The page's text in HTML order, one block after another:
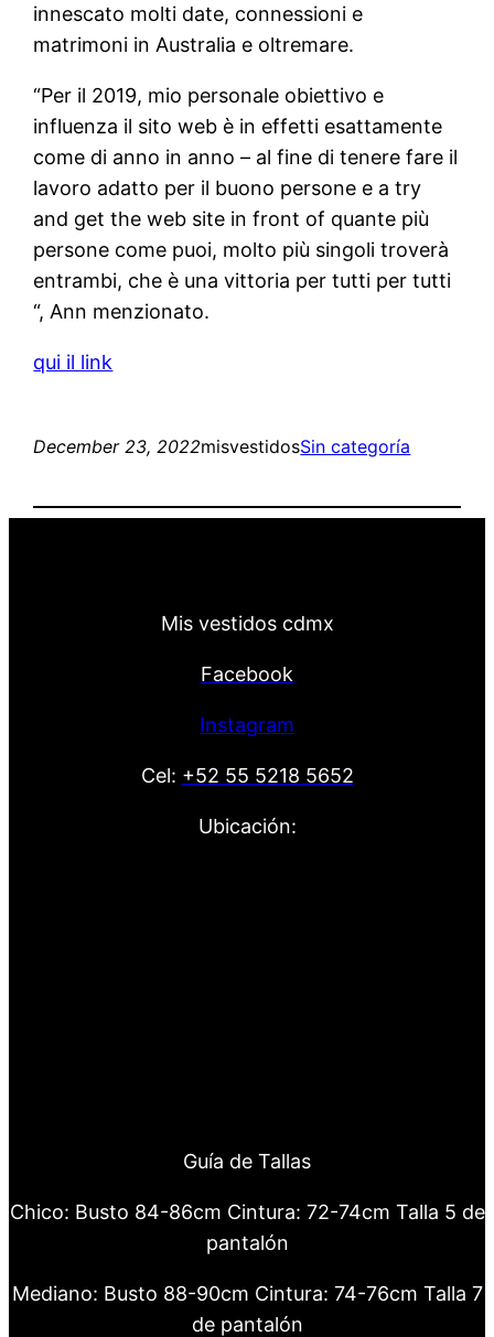
innescato molti date, connessioni e
matrimoni in Australia e oltremare.
“Per il 2019, mio personale obiettivo e
influenza il sito web è in effetti esattamente
come di anno in anno – al fine di tenere fare il
lavoro adatto per il buono persone e a try
and get the web site in front of quante più
persone come puoi, molto più singoli troverà
entrambi, che è una vittoria per tutti per tutti
“, Ann menzionato.
qui il link
December 23, 2022misvestidosSin categoría
Mis vestidos cdmx
Facebook
Instagram
Cel: +52 55 5218 5652
Ubicación:
Guía de Tallas
Chico: Busto 84-86cm Cintura: 72-74cm Talla 5 de
pantalón
Mediano: Busto 88-90cm Cintura: 74-76cm Talla 7
de pantalón